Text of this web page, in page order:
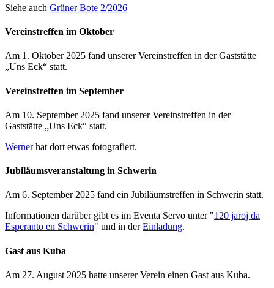
Siehe auch Grüner Bote 2/2026
Vereinstreffen im Oktober
Am 1. Oktober 2025 fand unserer Vereinstreffen in der Gaststätte
„Uns Eck“ statt.
Vereinstreffen im September
Am 10. September 2025 fand unserer Vereinstreffen in der
Gaststätte „Uns Eck“ statt.
Wernerhat dort etwas fotografiert.
Jubiläumsveranstaltung in Schwerin
Am 6. September 2025 fand ein Jubiläumstreffen in Schwerin statt.
Informationen darüber gibt es im Eventa Servo unter "120 jaroj da
Esperanto en Schwerin" und in derEinladung.
Gast aus Kuba
Am 27. August 2025 hatte unserer Verein einen Gast aus Kuba.